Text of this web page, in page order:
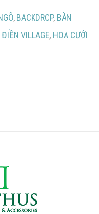
, BACKDROP, BÀN
VILLAGE, HOA CƯỚI